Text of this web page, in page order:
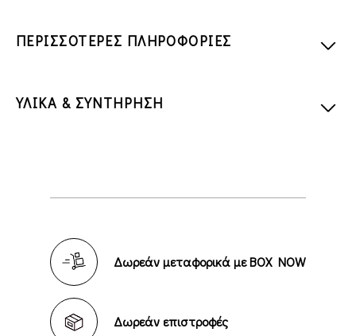
ΠΕΡΙΣΣΟΤΕΡΕΣ ΠΛΗΡΟΦΟΡΙΕΣ
ΥΛΙΚΑ & ΣΥΝΤΗΡΗΣΗ
Δωρεάν μεταφορικά με BOX NOW
Δωρεάν επιστροφές